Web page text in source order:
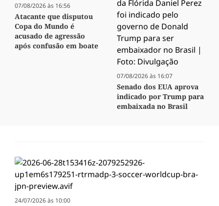
07/08/2026 às 16:56
Atacante que disputou
Copa do Mundo é
acusado de agressão
após confusão em boate
07/08/2026 às 16:07
Senado dos EUA aprova
indicado por Trump para
embaixada no Brasil
24/07/2026 às 10:00